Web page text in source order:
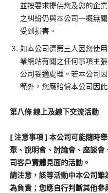
並按要求提供您及您的企
之糾紛仍與本公司一概無
受到損害。
如本公司遭第三人因您使
業網站有關之任何事項主
公司妥適處理。若本公司
範外，您應賠償本公司因
第八條線上及線下交流活動
[注意事項] 本公司可能隨時
聚、說明會、討論會、座談
司客戶實體見面的活動。
請注意，該等活動中本公司
為負責；您應自行判斷其他